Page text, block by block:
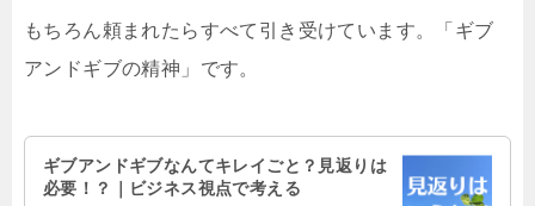
もちろん頼まれたらすべて引き受けています。「ギブ
アンドギブの精神」です。
ギブアンドギブなんてキレイごと？見返りは
必要！？｜ビジネス視点で考える